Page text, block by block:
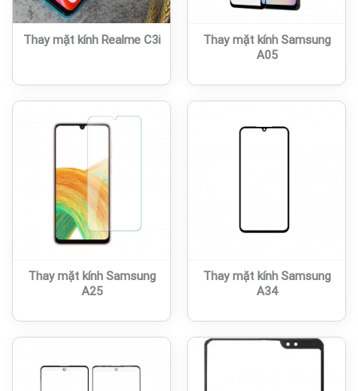
Thay mặt kính Realme C3i
Thay mặt kính Samsung
A05
Thay mặt kính Samsung
A25
Thay mặt kính Samsung
A34